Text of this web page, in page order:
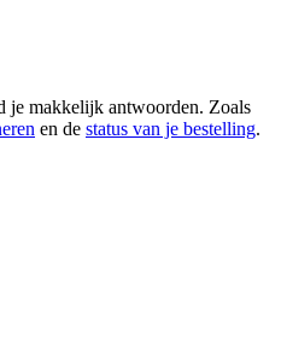
je makkelijk antwoorden. Zoals
en de status van je bestelling.